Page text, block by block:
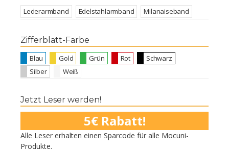
Lederarmband Edelstahlarmband Milanaiseband
Zifferblatt-Farbe
Blau Gold Grün Rot
Schwarz
Silber
Weiß
Jetzt Leser werden!
5€ Rabatt!
Alle Leser erhalten einen Sparcode für alle Mocuni-
Produkte.